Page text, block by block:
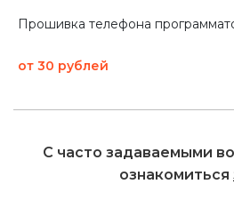
Прошивка телефона
от 30 рублей
С часто задаваемыми
ознакомиться